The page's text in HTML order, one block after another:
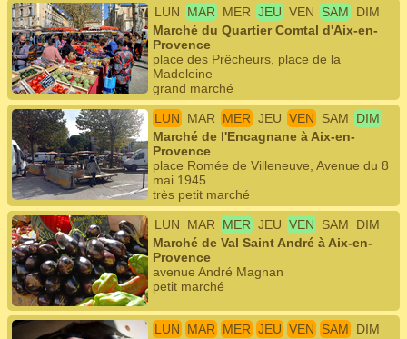
LUN MAR MER JEU VEN SAM
DIM
Marché du Quartier Comtal d'Aix-en-
Provence
place des Prêcheurs, place de la
Madeleine
grand marché
LUN MAR MER JEU VEN SAM
DIM
Marché de l'Encagnane à Aix-en-
Provence
place Romée de Villeneuve, Avenue du 8
mai 1945
très petit marché
LUN MAR MER JEU VEN SAM
DIM
Marché de Val Saint André à Aix-en-
Provence
avenue André Magnan
petit marché
LUN MAR MER JEU VEN SAM
DIM